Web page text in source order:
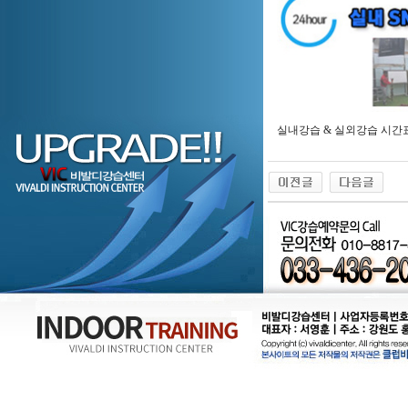
실내강습 & 실외강습 시간